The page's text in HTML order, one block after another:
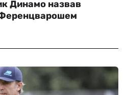
Динамо назвав